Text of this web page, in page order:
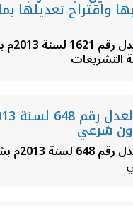
واقتراح تعديلها
قرار
التشريعات
شرعي
قرار وزير